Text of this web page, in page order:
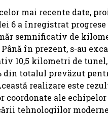
mai recente date,
6 a înregistrat progrese
semnificativ de
în prezent, s-au
10,5 kilometri de
din totalul prevăzut
realizare este
coordonate ale
tehnologiilor